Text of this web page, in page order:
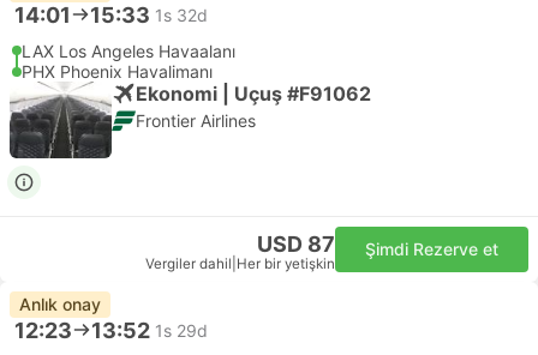
14:01 15:33 1s 32d
LAX Los Angeles Havaalanı
PHX Phoenix Havalimanı
Ekonomi | Uçuş #F91062
Frontier Airlines
USD 87
Vergiler dahil Her bir yetişkin
Şimdi Rezerve et
Anlık onay
12:23 13:52 1s 29d